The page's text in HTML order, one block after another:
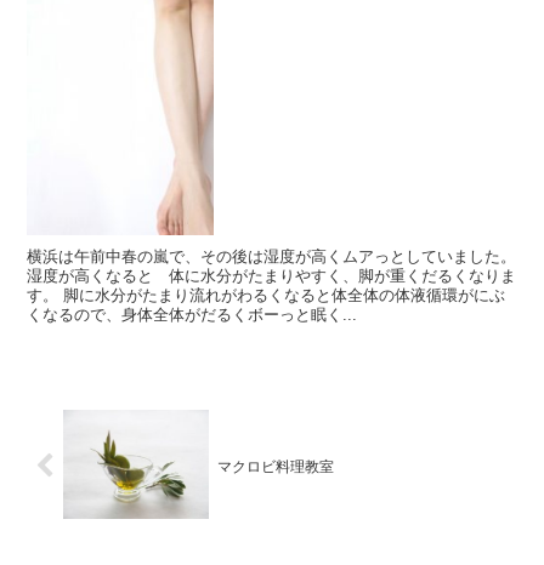
横浜は午前中春の嵐で、その後は湿度が高くムアっとしていました。
湿度が高くなると 体に水分がたまりやすく、脚が重くだるくなりま
す。 脚に水分がたまり流れがわるくなると体全体の体液循環がにぶ
くなるので、身体全体がだるくボーっと眠く...
マクロビ料理教室